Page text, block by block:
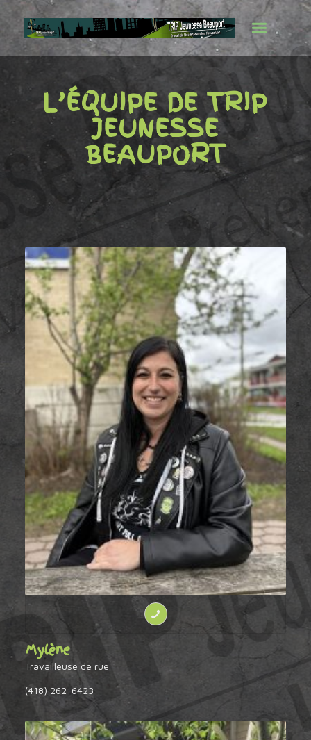
L’ÉQUIPE DE TRIP
JEUNESSE
BEAUPORT
Mylène
Travailleuse de rue
(418) 262-6423